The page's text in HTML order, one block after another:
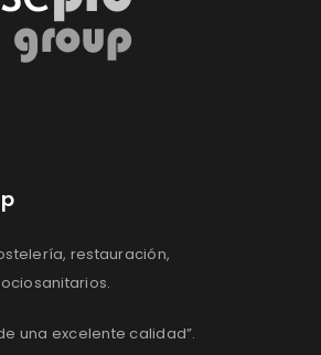
restauración,
una excelente calidad”.